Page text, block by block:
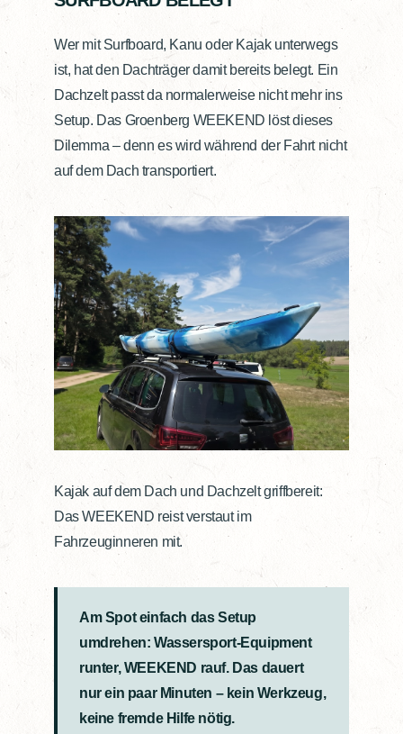
Wer mit Surfboard, Kanu oder Kajak unterwegs
ist, hat den Dachträger damit bereits belegt. Ein
Dachzelt passt da normalerweise nicht mehr ins
Setup. Das Groenberg WEEKEND löst dieses
Dilemma – denn es wird während der Fahrt nicht
auf dem Dach transportiert.
Kajak auf dem Dach und Dachzelt griffbereit:
Das WEEKEND reist verstaut im
Fahrzeuginneren mit.
Am Spot einfach das Setup
umdrehen: Wassersport-Equipment
runter, WEEKEND rauf. Das dauert
nur ein paar Minuten – kein Werkzeug,
keine fremde Hilfe nötig.